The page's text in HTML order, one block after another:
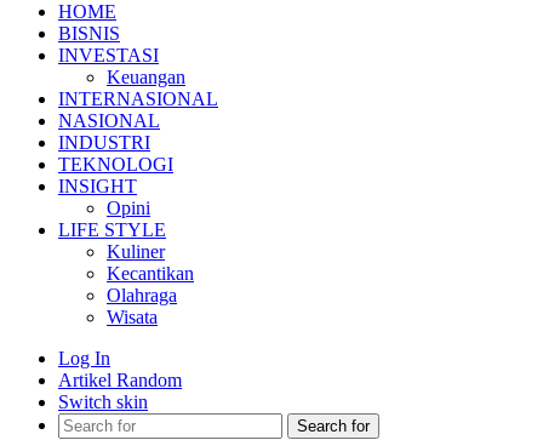
HOME
BISNIS
INVESTASI
Keuangan
INTERNASIONAL
NASIONAL
INDUSTRI
TEKNOLOGI
INSIGHT
Opini
LIFE STYLE
Kuliner
Kecantikan
Olahraga
Wisata
Log In
Artikel Random
Switch skin
Search for